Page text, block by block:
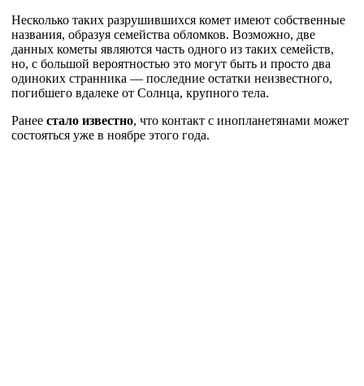
Несколько таких разрушившихся комет имеют собственные
названия, образуя семейства обломков. Возможно, две
данных кометы являются часть одного из таких семейств,
но, с большой вероятностью это могут быть и просто два
одиноких странника — последние остатки неизвестного,
погибшего вдалеке от Солнца, крупного тела.
Ранее стало известно, что контакт с инопланетянами может
состояться уже в ноябре этого года.